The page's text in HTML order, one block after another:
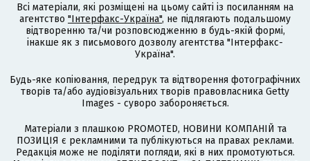
Всі матеріали, які розміщені на цьому сайті із посиланням на
агентство "Інтерфакс-Україна", не підлягають подальшому
відтворенню та/чи розповсюдженню в будь-якій формі,
інакше як з письмового дозволу агентства "Інтерфакс-
Україна".
Будь-яке копіювання, передрук та відтворення фотографічних
творів та/або аудіовізуальних творів правовласника Getty
Images - суворо забороняється.
Матеріали з плашкою PROMOTED, НОВИНИ КОМПАНІЙ та
ПОЗИЦІЯ є рекламними та публікуються на правах реклами.
Редакція може не поділяти погляди, які в них промотуються.